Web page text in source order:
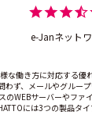
e-Janネット
な働き方に対応する
わず、メールやグルー
のWEBサーバーやファ
には3つの製品タイプがあり